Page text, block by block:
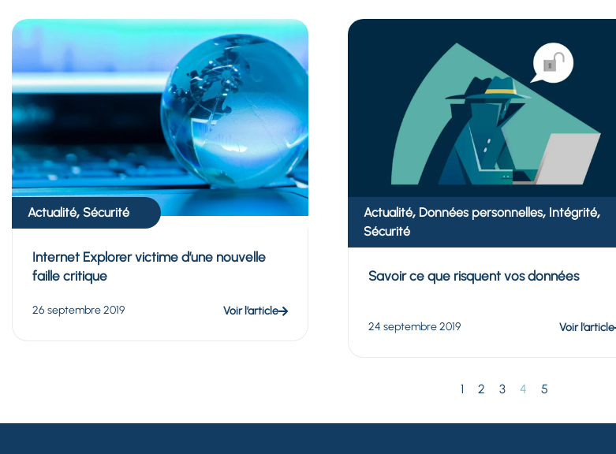
Actualité, Sécurité
Internet Explorer victime d’une nouvelle
faille critique
26 septembre 2019 Voir l’article
Actualité, Données personnelles, Intégrité,
Sécurité
Savoir ce que risquent vos données
24 septembre 2019 Voir l’article
1 2 3 4 5